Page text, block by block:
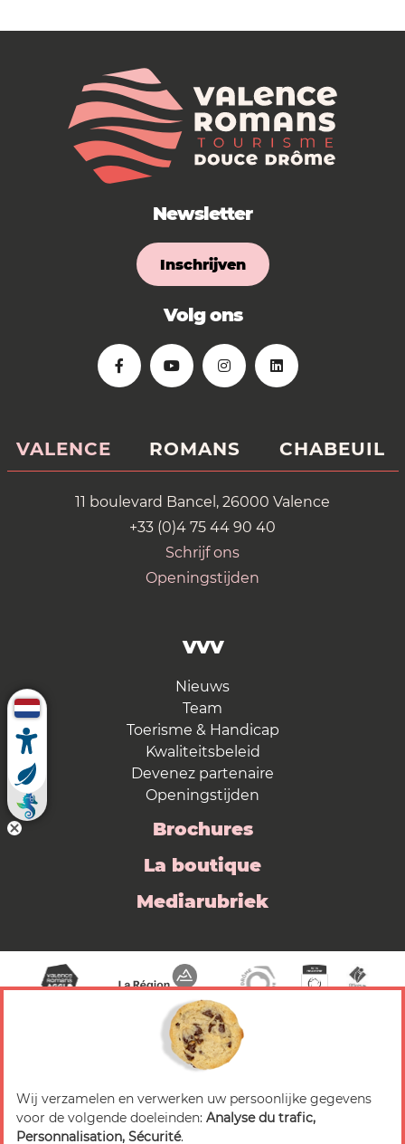
Newsletter
Inschrijven
Volg ons
VALENCE ROMANS CHABEUIL
11 boulevard Bancel, 26000 Valence
+33 (0)4 75 44 90 40
Schrijf ons
Openingstijden
VVV
Nieuws
Team
Toerisme & Handicap
Kwaliteitsbeleid
Devenez partenaire
Openingstijden
Brochures
La boutique
Mediarubriek
© 2026 Valence Romans Tourisme — Alle rechten
voorbehouden
Wij verzamelen en verwerken uw persoonlijke gegevens
voor de volgende doeleinden: Analyse du trafic,
Personnalisation, Sécurité.